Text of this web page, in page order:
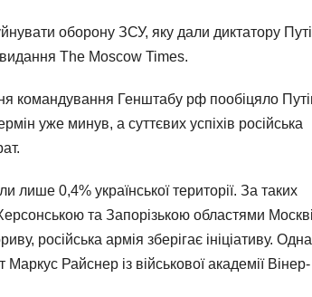
оборону ЗСУ, яку дали диктатору
The Moscow Times.
командування Генштабу рф пообіцяло
уже минув, а суттєвих успіхів російська
лише 0,4% української території. За таких
та Запорізькою областями
російська армія зберігає ініціативу.
Райснер із військової академії Вінер-